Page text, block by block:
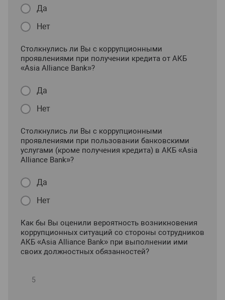
Да
Нет
Столкнулись ли Вы с коррупционными
проявлениями при получении кредита от АКБ
«Asia Alliance Bank»?
Да
Нет
Столкнулись ли Вы с коррупционными
проявлениями при пользовании банковскими
услугами (кроме получения кредита) в АКБ «Asia
Alliance Bank»?
Да
Нет
Как бы Вы оценили вероятность возникновения
коррупционных ситуаций со стороны сотрудников
АКБ «Asia Alliance Bank» при выполнении ими
своих должностных обязанностей?